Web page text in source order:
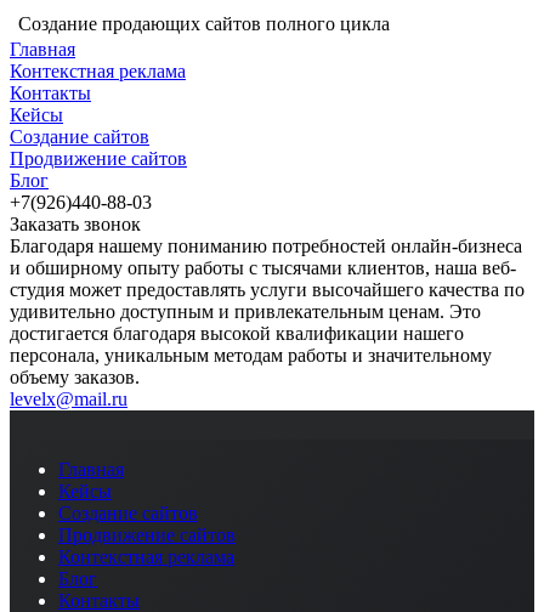
Создание продающих сайтов полного цикла
Главная
Контекстная реклама
Контакты
Кейсы
Создание сайтов
Продвижение сайтов
Блог
+7(926)440-88-03
Заказать звонок
Благодаря нашему пониманию потребностей онлайн-бизнеса
и обширному опыту работы с тысячами клиентов, наша веб-
студия может предоставлять услуги высочайшего качества по
удивительно доступным и привлекательным ценам. Это
достигается благодаря высокой квалификации нашего
персонала, уникальным методам работы и значительному
объему заказов.
levelx@mail.ru
Главная
Кейсы
Создание сайтов
Продвижение сайтов
Контекстная реклама
Блог
Контакты